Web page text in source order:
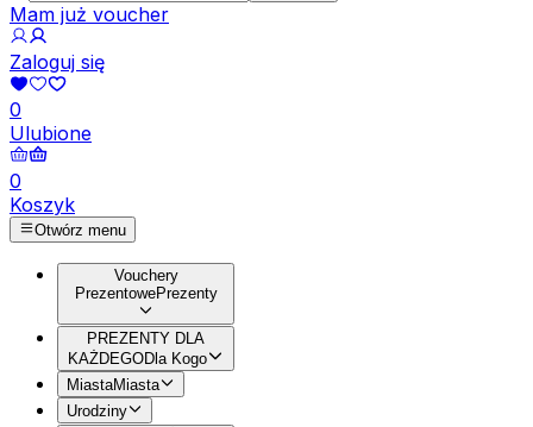
Mam już voucher
Zaloguj się
0
Ulubione
0
Koszyk
Otwórz menu
Vouchery
PrezentowePrezenty
PREZENTY DLA
KAŻDEGODla Kogo
MiastaMiasta
Urodziny